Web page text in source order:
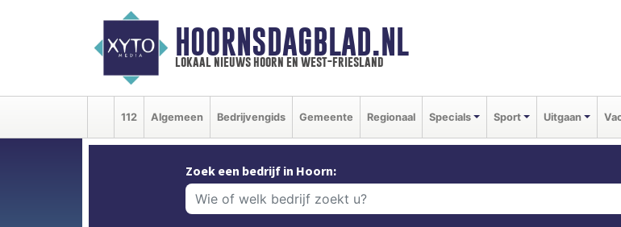
HOORNSDAGBLAD.NL
lokaal nieuws hoorn en west-friesland
112 Algemeen Bedrijvengids Gemeente Regionaal Specials Sport Uitgaan
Zoek een bedrijf in Hoorn: